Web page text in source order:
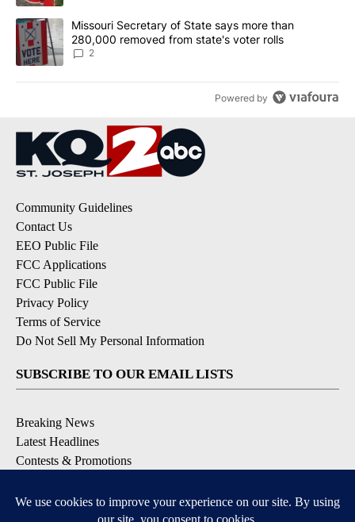
A trending article titled "Missouri Secretary of State says more
Missouri Secretary of State says more than
280,000 removed from state's voter rolls
2
Powered by
Community Guidelines
Contact Us
EEO Public File
FCC Applications
FCC Public File
Privacy Policy
Terms of Service
Do Not Sell My Personal Information
SUBSCRIBE TO OUR EMAIL LISTS
Breaking News
Latest Headlines
Contests & Promotions